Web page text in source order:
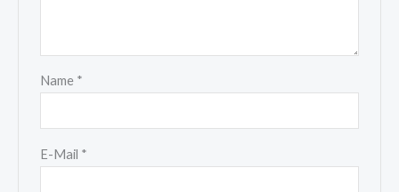
Name *
E-Mail *